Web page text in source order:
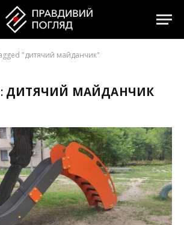
"дитячий майданчик"
ДИТЯЧИЙ МАЙДАНЧИК